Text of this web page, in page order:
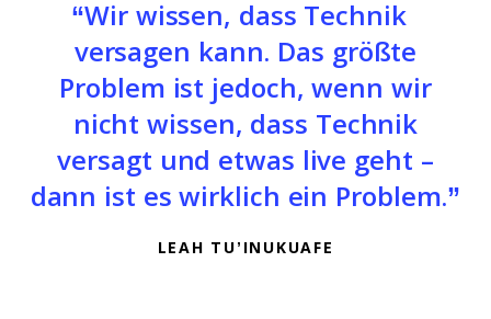
Wir wissen, dass Technik
versagen kann. Das größte
Problem ist jedoch, wenn wir
nicht wissen, dass Technik
versagt und etwas live geht –
dann ist es wirklich ein Problem.
LEAH TU’INUKUAFE